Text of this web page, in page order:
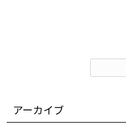
アーカイブ